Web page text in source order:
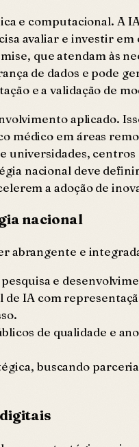
e computacional. A
avaliar e investir
que atendam às
de dados e pode
e a validação de
aplicado.
médico em áreas
universidades,
nacional deve
a adoção de
nacional
abrangente e
e
de IA com
de qualidade e
buscando